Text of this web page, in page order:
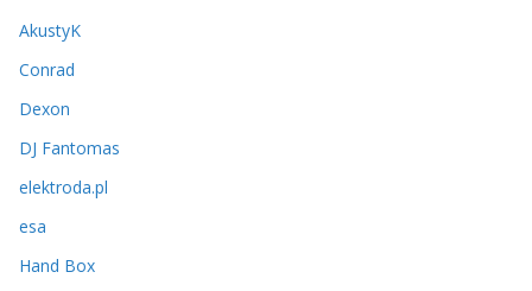
w
u
AkustyK
Conrad
Dexon
DJ Fantomas
elektroda.pl
esa
Hand Box